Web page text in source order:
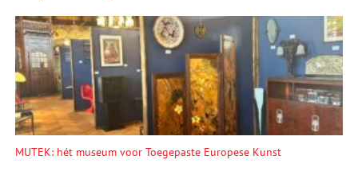
MUTEK: hét museum voor Toegepaste Europese Kunst